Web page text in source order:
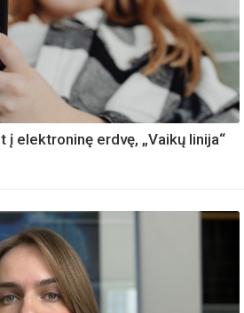
elektroninę erdvę, „Vaikų linija“